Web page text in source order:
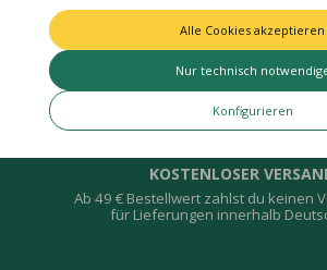
Deine
KOSTENLOSER
Ab 49 € Bestellwert zahlst du keinen
für Lieferungen innerhalb
Nur technisch
Konfigurieren
Alle Cookies akzeptieren